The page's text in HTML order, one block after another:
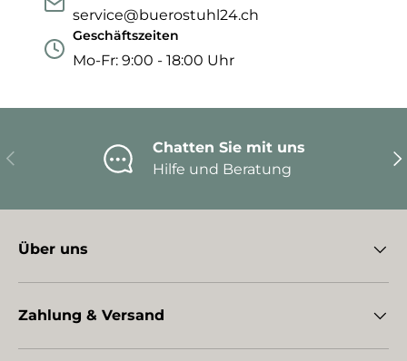
service@buerostuhl24.ch
Geschäftszeiten
Mo-Fr: 9:00 - 18:00 Uhr
Vorherige
Chatten Sie mit uns
Hilfe und Beratung
Über uns
Zahlung & Versand